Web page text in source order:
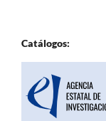
Catálogos: